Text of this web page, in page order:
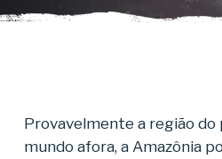
Provavelmente a região do
mundo afora, a Amazônia